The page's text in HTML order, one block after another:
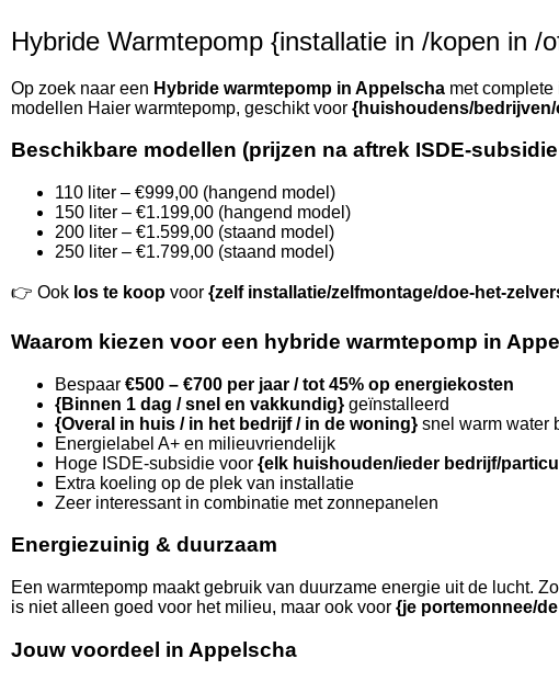
Hybride Warmtepomp {installatie in /kopen in
Op zoek naar een Hybride warmtepomp in Appelscha met
modellen Haier warmtepomp, geschikt voor {huishoudens/
Beschikbare modellen (prijzen na aftrek ISDE-
110 liter – €999,00 (hangend model)
150 liter – €1.199,00 (hangend model)
200 liter – €1.599,00 (staand model)
250 liter – €1.799,00 (staand model)
👉 Ook los te koop voor {zelf installatie/zelfmontage/doe-het-
Waarom kiezen voor een hybride warmtepomp in
Bespaar €500 – €700 per jaar / tot 45% op energiekosten
{Binnen 1 dag / snel en vakkundig} geïnstalleerd
{Overal in huis / in het bedrijf / in de woning} snel warm water
Energielabel A+ en milieuvriendelijk
Hoge ISDE-subsidie voor {elk huishouden/ieder bedrijf/
Extra koeling op de plek van installatie
Zeer interessant in combinatie met zonnepanelen
Energiezuinig & duurzaam
Een warmtepomp maakt gebruik van duurzame energie uit de lucht.
is niet alleen goed voor het milieu, maar ook voor {je portemonnee/
Jouw voordeel in Appelscha